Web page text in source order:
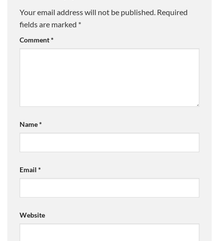
Your email address will not be published. Required
fields are marked *
Comment*
Name*
Email *
Website